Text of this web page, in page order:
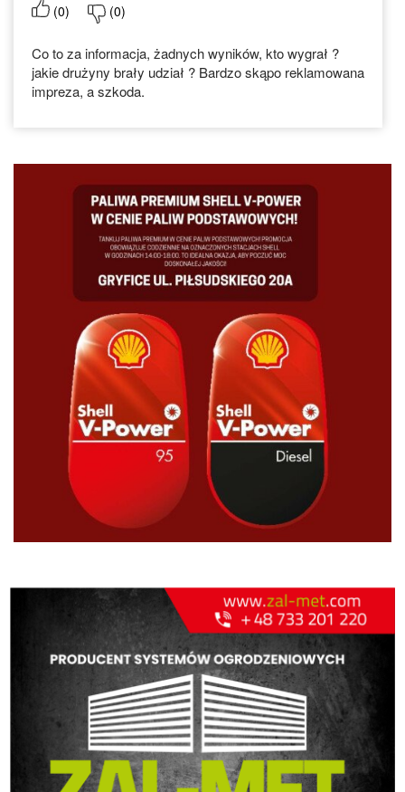
(0) (0)
Co to za informacja, żadnych wyników, kto wygrał ?
jakie drużyny brały udział ? Bardzo skąpo reklamowana
impreza, a szkoda.